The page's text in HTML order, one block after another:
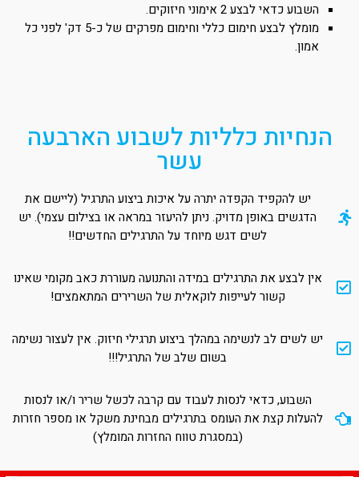
השבוע כדאי לבצע 2 אימוני חיזוקים.
מומלץ לבצע חימום כללי וחימום מפרקים של כ-5 דק' לפני כל
אמון.
הנחיות כלליות לשבוע הארבעה
עשר
יש להקפיד הקפדה יתרה על איכות ביצוע התרגיל (ליישם את
הדגשים באופן מדויק. ניתן להיעזר במראה או בצילום עצמי). יש
לשים דגש מיוחד על התרגילים החדשים!!
אין לבצע את התרגילים במידה והתנועה מעוררת כאב מקומי שאינו
קשור לעייפות לוקאלית של השרירים המתאמצים!
יש לשים לב לנשימה במהלך ביצוע תרגילי חיזוק. אין לעצור נשימה
בשום שלב של התרגיל!!!
השבוע, כדאי לנסות לעבוד עם קרבה לכשל שריר ו/או לנסות
להעלות קצת את העומס בתרגילים מבחינת משקל או מספר חזרות
(במסגרת טווח החזרות המומלץ)